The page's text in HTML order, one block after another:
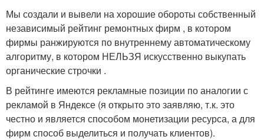
Мы создали и вывели на хорошие обороты собственный
независимый рейтинг ремонтных фирм , в котором
фирмы ранжируются по внутреннему автоматическому
алгоритму, в котором НЕЛЬЗЯ искусственно выкупать
органические строчки .
В рейтинге имеются рекламные позиции по аналогии с
рекламой в Яндексе (я открыто это заявляю, т.к. это
честно и является способом монетизации ресурса, а для
фирм способ выделиться и получать клиентов).